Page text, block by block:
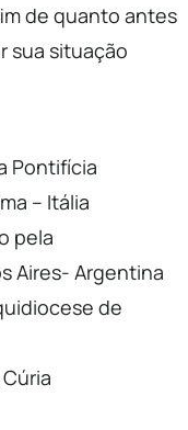
de quanto antes
sua situação
Pontifícia
– Itália
pela
Aires- Argentina
de